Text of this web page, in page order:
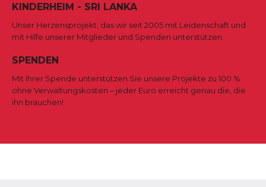
KINDERHEIM - SRI LANKA
Unser Herzensprojekt, das wir seit 2005 mit Leidenschaft und
mit Hilfe unserer Mitglieder und Spenden unterstützen.
SPENDEN
Mit Ihrer Spende unterstützen Sie unsere Projekte zu 100 %
ohne Verwaltungskosten – jeder Euro erreicht genau die, die
ihn brauchen!